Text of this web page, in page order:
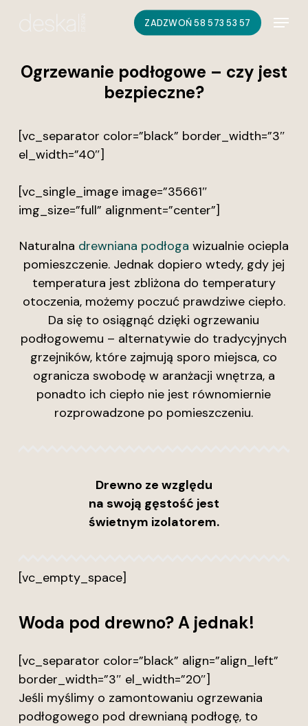
content
ZADZWOŃ 58 573 53 57 Menu
Ogrzewanie podłogowe – czy jest
bezpieczne?
[vc_separator color=”black” border_width=”3″
el_width=”40″]
[vc_single_image image=”35661″
img_size=”full” alignment=”center”]
Naturalna drewniana podłoga wizualnie ociepla
pomieszczenie. Jednak dopiero wtedy, gdy jej
temperatura jest zbliżona do temperatury
otoczenia, możemy poczuć prawdziwe ciepło.
Da się to osiągnąć dzięki ogrzewaniu
podłogowemu – alternatywie do tradycyjnych
grzejników, które zajmują sporo miejsca, co
ogranicza swobodę w aranżacji wnętrza, a
ponadto ich ciepło nie jest równomiernie
rozprowadzone po pomieszczeniu.
Drewno ze względu
na swoją gęstość jest
świetnym izolatorem.
[vc_empty_space]
Woda pod drewno? A jednak!
[vc_separator color=”black” align=”align_left”
border_width=”3″ el_width=”20″]
Jeśli myślimy o zamontowaniu ogrzewania
podłogowego pod drewnianą podłogę, to